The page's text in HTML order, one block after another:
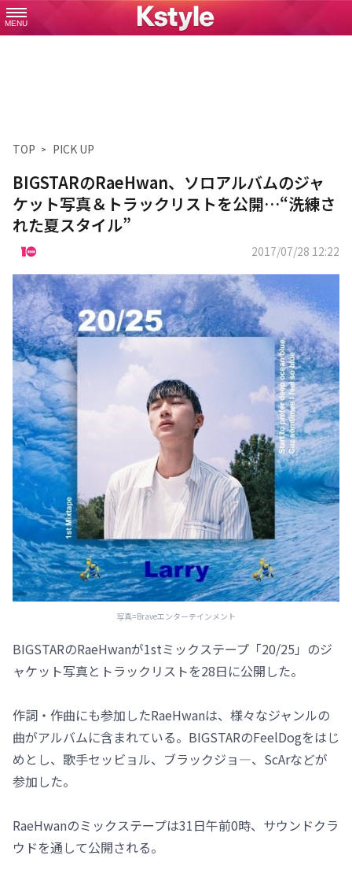
MENU
TOP PICK UP
BIGSTARのRaeHwan、ソロアルバムのジャ
ケット写真＆トラックリストを公開…“洗練さ
れた夏スタイル”
2017/07/28 12:22
写真=Braveエンターテインメント
BIGSTARのRaeHwanが1stミックステープ「20/25」のジ
ャケット写真とトラックリストを28日に公開した。
作詞・作曲にも参加したRaeHwanは、様々なジャンルの
曲がアルバムに含まれている。BIGSTARのFeelDogをはじ
めとし、歌手セッビョル、ブラックジョ―、ScArなどが
参加した。
RaeHwanのミックステープは31日午前0時、サウンドクラ
ウドを通して公開される。